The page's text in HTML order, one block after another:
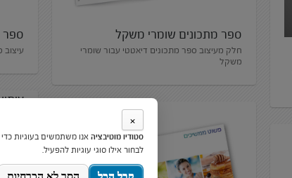
ספר ספר מתכונים שומרי משקל
חלק מעיצוב ספר מתכונים דיאטטי עבור שומרי
משקל